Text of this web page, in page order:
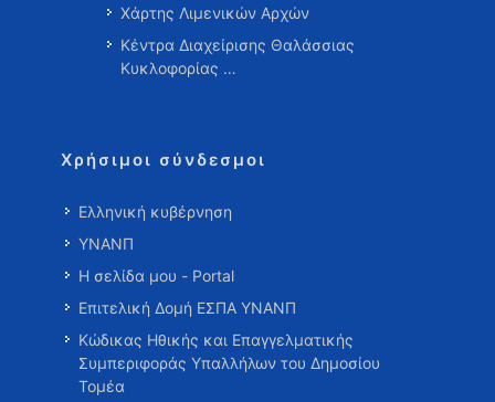
Χάρτης Λιμενικών Αρχών
Κέντρα Διαχείρισης Θαλάσσιας
Κυκλοφορίας …
Χρήσιμοι σύνδεσμοι
Ελληνική κυβέρνηση
ΥΝΑΝΠ
Η σελίδα μου - Portal
Επιτελική Δομή ΕΣΠΑ ΥΝΑΝΠ
Κώδικας Ηθικής και Επαγγελματικής
Συμπεριφοράς Υπαλλήλων του Δημοσίου
Τομέα